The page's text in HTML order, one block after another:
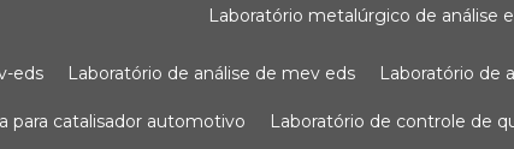
laboratório metalúrgico de análise
eds laboratório de análise de mev eds laboratório de
para catalisador automotivo laboratório de controle de